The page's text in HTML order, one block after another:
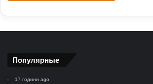
Популярные
17 години ago